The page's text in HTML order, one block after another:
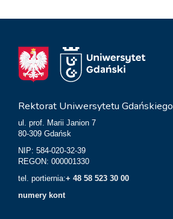
Rektorat Uniwersytetu Gdańskiego
ul. prof. Marii Janion 7
80-309 Gdańsk
NIP: 584-020-32-39
REGON: 000001330
tel. portiernia:+ 48 58 523 30 00
numery kont